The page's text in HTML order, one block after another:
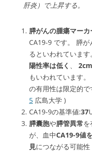
肝炎）で上昇する。
— 消化器内科医のメ
9, 2023
膵がんの腫瘍マーカ
CA19-9 です。 膵が
るといわれています
陽性率は低く 、
もいわれています
の有用性は限定的で
5 広島大学 )
CA19-9の基準値:37
膵囊胞や膵管異常を
が、血中CA19-9値
見につながる可能性